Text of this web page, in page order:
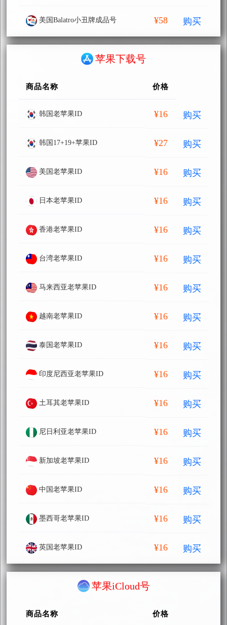
美国Balatro小丑牌成品号 ¥58 购买
苹果下载号
商品名称 价格
韩国老苹果ID ¥16 购买
韩国17+19+苹果ID ¥27 购买
美国老苹果ID ¥16 购买
日本老苹果ID ¥16 购买
香港老苹果ID ¥16 购买
台湾老苹果ID ¥16 购买
马来西亚老苹果ID ¥16 购买
越南老苹果ID ¥16 购买
泰国老苹果ID ¥16 购买
印度尼西亚老苹果ID ¥16 购买
土耳其老苹果ID ¥16 购买
尼日利亚老苹果ID ¥16 购买
新加坡老苹果ID ¥16 购买
中国老苹果ID ¥16 购买
墨西哥老苹果ID ¥16 购买
英国老苹果ID ¥16 购买
苹果iCloud号
商品名称 价格